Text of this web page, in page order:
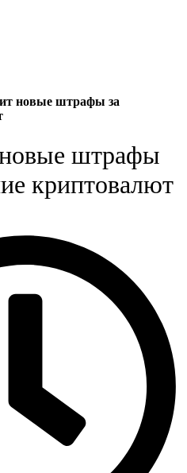
новые штрафы за
новые штрафы
криптовалют